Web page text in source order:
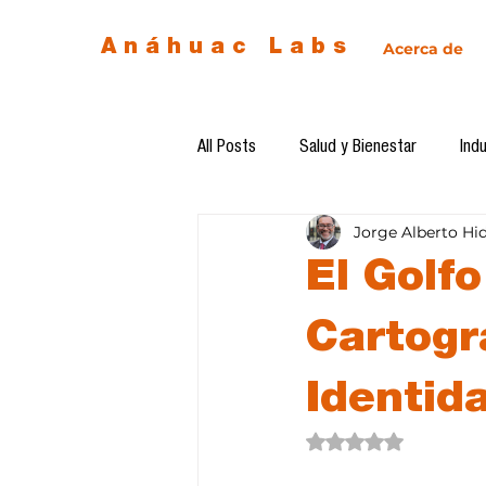
Anáhuac Labs Acerca de
All Posts Salud y Bienestar
Egresados Inteligencia
Diseño de futuro Ética de la
Software del mes Cursos
El
Jorge Alberto
Obtuvo NaN de 5